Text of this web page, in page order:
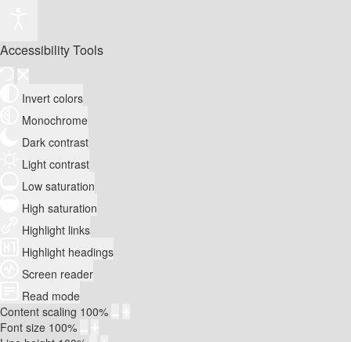
Accessibility Tools
Invert colors
Monochrome
Dark contrast
Light contrast
Low saturation
High saturation
Highlight links
Highlight headings
Screen reader
Read mode
Content scaling 100%
Font size 100%